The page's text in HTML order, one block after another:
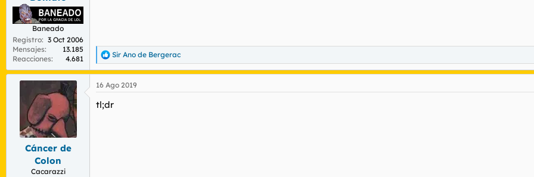
Baneado
Registro
3 Oct 2006
Mensajes
13.185
Reacciones
4.681
R
e
a
c
i
Sir Ano de Bergerac
Cáncer de
Colon
Cacarazzi
16 Ago 2019
tl;dr